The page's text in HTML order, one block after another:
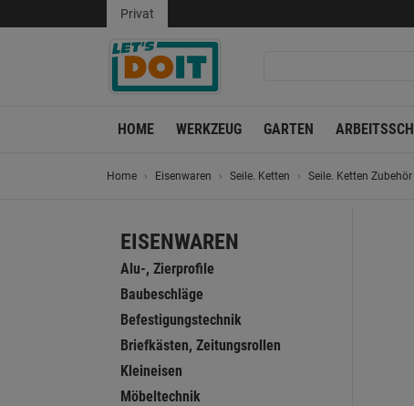
Privat
HOME WERKZEUG GARTEN
Home Eisenwaren Seile. Ketten Seile. Ketten Zubehör
EISENWAREN
Alu-, Zierprofile
Baubeschläge
Befestigungstechnik
Briefkästen, Zeitungsrollen
Kleineisen
Möbeltechnik